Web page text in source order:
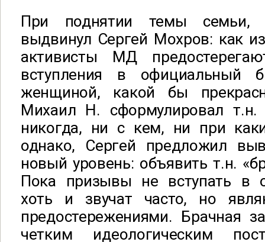
При поднятии темы семьи,
выдвинул Сергей Мохров: как
активисты МД
вступления в официальный
женщиной, какой бы
Михаил Н. сформулировал т.н.
никогда, ни с кем, ни при
однако, Сергей предложил
новый уровень: объявить т.н.
Пока призывы не вступать в
хоть и звучат часто, но
предостережениями. Брачная
четким идеологическим